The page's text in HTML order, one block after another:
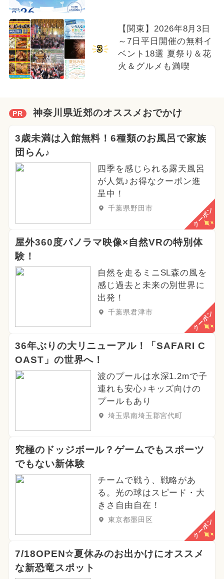
3
【関東】2026年8月3日
～7日平日開催の無料イ
ベント18選 夏祭り＆花
火＆グルメも満喫
PR 神奈川県近郊のオススメおでかけ
3歳未満は入館無料！6種類のお風呂で家族
団らん♪
四季を感じられる露天風呂
が人気♪お得なクーポン進
呈中！
千葉県野田市 クーポン
屋外360度パノラマ映像×自然VRの特別体
験！
自然を走るミニSL森の風を
感じ過去と未来の別世界に
出発！
千葉県君津市 クーポン
36年ぶりの大リニューアル！「SAFARI C
OAST」の世界へ！
波のプールは水深1.2mで子
連れも安心♪キッズ向けの
プールもあり
埼玉県南埼玉郡宮代町
究極のドッジボール？ゲームでもスポーツ
でもない新体験
チームで戦う、戦略があ
る。光の球はスピード・大
きさ自由自在！
東京都墨田区 クーポン
7/18OPEN☆夏休みのお出かけにオススメ
な新恐竜スポット